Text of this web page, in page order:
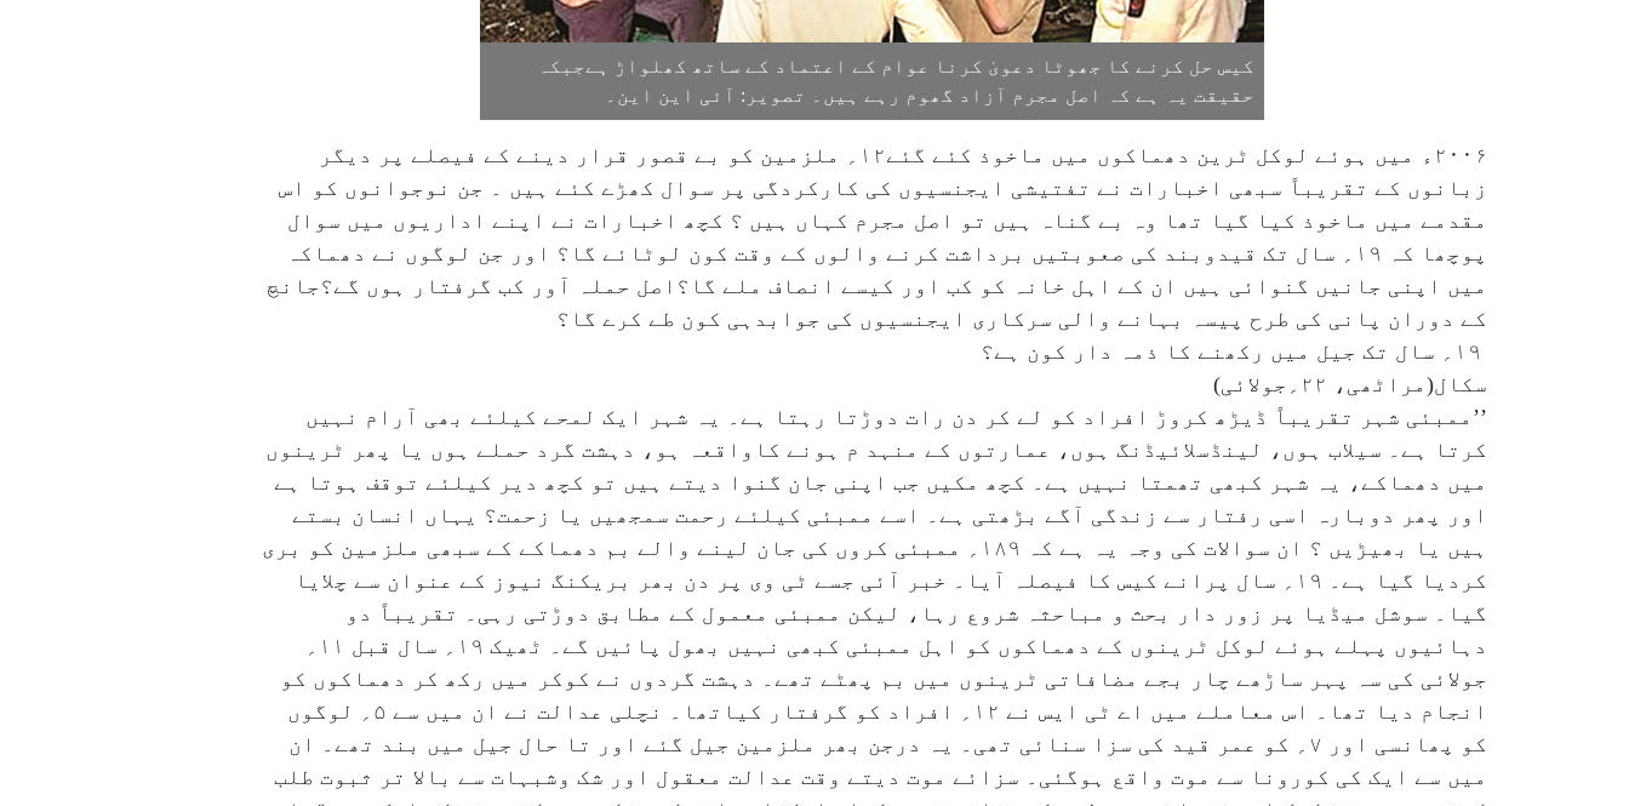
کیس حل کرنے کا جھوٹا دعویٰ کرنا عوام کے اعتماد کے ساتھ کھلواڑ ہےجبکہ
حقیقت یہ ہے کہ اصل مجرم آزاد گھوم رہے ہیں۔ تصویر: آئی این این۔
۲۰۰۶ء میں ہوئے لوکل ٹرین دھماکوں میں ماخوذ کئے گئے۱۲؍ ملزمین کو بے قصور قرار دینے کے فیصلے پر دیگر
زبانوں کے تقریباً سبھی اخبارات نے تفتیشی ایجنسیوں کی کارکردگی پر سوال کھڑے کئے ہیں ۔ جن نوجوانوں کو اس
مقدمے میں ماخوذ کیا گیا تھا وہ بے گناہ ہیں تو اصل مجرم کہاں ہیں ؟ کچھ اخبارات نے اپنے اداریوں میں سوال
پوچھا کہ ۱۹؍ سال تک قیدوبند کی صعوبتیں برداشت کرنے والوں کے وقت کون لوٹائے گا؟ اور جن لوگوں نے دھماکہ
میں اپنی جانیں گنوائی ہیں ان کے اہل خانہ کو کب اور کیسے انصاف ملے گا؟اصل حملہ آور کب گرفتار ہوں گے؟جانچ
کے دوران پانی کی طرح پیسہ بہانے والی سرکاری ایجنسیوں کی جوابدہی کون طے کرے گا؟
سکال(مراٹھی، ۲۲؍جولائی)
’’ممبئی شہر تقریباً ڈیڑھ کروڑ افراد کو لے کر دن رات دوڑتا رہتا ہے۔ یہ شہر ایک لمحے کیلئے بھی آرام نہیں
کرتا ہے۔ سیلاب ہوں، لینڈسلائیڈنگ ہوں، عمارتوں کے منہد م ہونے کاواقعہ ہو، دہشت گرد حملے ہوں یا پھر ٹرینوں
میں دھماکے، یہ شہر کبھی تھمتا نہیں ہے۔ کچھ مکیں جب اپنی جان گنوا دیتے ہیں تو کچھ دیر کیلئے توقف ہوتا ہے
اور پھر دوبارہ اسی رفتار سے زندگی آگے بڑھتی ہے۔ اسے ممبئی کیلئے رحمت سمجھیں یا زحمت؟ یہاں انسان بستے
ہیں یا بھیڑیں ؟ ان سوالات کی وجہ یہ ہے کہ ۱۸۹؍ ممبئی کروں کی جان لینے والے بم دھماکے کے سبھی ملزمین کو بری
کردیا گیا ہے۔ ۱۹؍ سال پرانے کیس کا فیصلہ آیا۔ خبر آئی جسے ٹی وی پر دن بھر بریکنگ نیوز کے عنوان سے چلایا
گیا۔ سوشل میڈیا پر زور دار بحث و مباحثہ شروع رہا، لیکن ممبئی معمول کے مطابق دوڑتی رہی۔ تقریباً دو
دہائیوں پہلے ہوئے لوکل ٹرینوں کے دھماکوں کو اہل ممبئی کبھی نہیں بھول پائیں گے۔ ٹھیک ۱۹؍ سال قبل ۱۱؍
جولائی کی سہ پہر ساڑھے چار بجے مضافاتی ٹرینوں میں بم پھٹے تھے۔ دہشت گردوں نے کوکر میں رکھ کر دھماکوں کو
انجام دیا تھا۔ اس معاملے میں اے ٹی ایس نے ۱۲؍ افراد کو گرفتار کیاتھا۔ نچلی عدالت نے ان میں سے ۵؍ لوگوں
کو پھانسی اور ۷؍ کو عمر قید کی سزا سنائی تھی۔ یہ درجن بھر ملزمین جیل گئے اور تا حال جیل میں بند تھے۔ ان
میں سے ایک کی کورونا سے موت واقع ہوگئی۔ سزائے موت دیتے وقت عدالت معقول اور شک وشبہات سے بالا تر ثبوت طلب